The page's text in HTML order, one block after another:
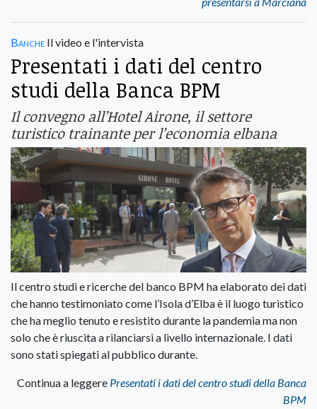
Banche Il video e l'intervista
Presentati i dati del centro
studi della Banca BPM
Il convegno all’Hotel Airone, il settore
turistico trainante per l’economia elbana
Il centro studi e ricerche del banco BPM ha elaborato dei dati
che hanno testimoniato come l’Isola d’Elba è il luogo turistico
che ha meglio tenuto e resistito durante la pandemia ma non
solo che è riuscita a rilanciarsi a livello internazionale. I dati
sono stati spiegati al pubblico durante.
Continua a leggere Presentati i dati del centro studi della Banca
BPM